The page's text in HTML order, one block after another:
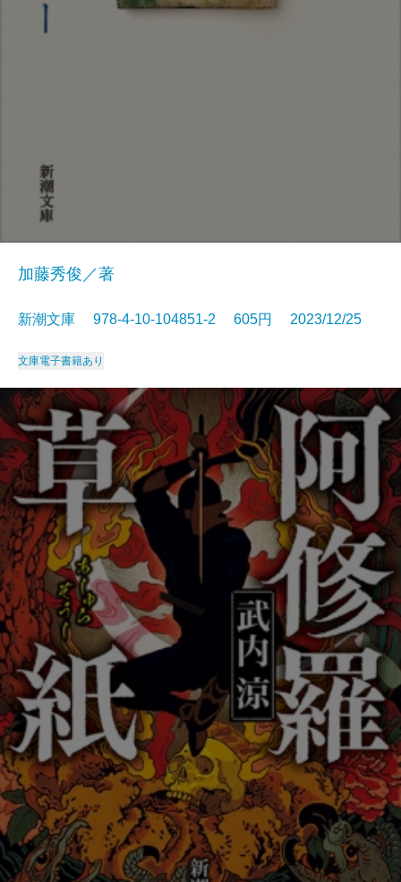
加藤秀俊／著
新潮文庫 978-4-10-104851-2 605円 2023/12/25
文庫電子書籍あり